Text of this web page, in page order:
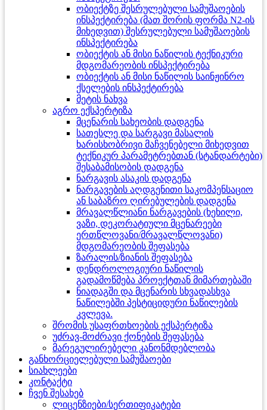
ობიექტზე შესრულებული სამუშაოების
ინსპექტირება (მათ შორის ფორმა N2-ის
მიხედვით) შესრულებული სამუშაოების
ინსპექტირება
ობიექტის ან მისი ნაწილის ტექნიკური
მდგომარეობის ინსპექტირება
ობიექტის ან მისი ნაწილის საინჟინრო
ქსელების ინსპექტირება
მეტის ნახვა
აგრო ექსპერტიზა
მცენარის სახეობის დადგენა
სათესლე და სარგავი მასალის
ხარისხობრივი მაჩვენებელი მიხედვით
ტექნიკურ პარამეტრებთან (სტანდარტები)
შესაბამისობის დადგენა
ნარგავის ასაკის დადგენა
ნარგავების აღდგენითი საკომპენსაციო
ან საბაზრო ღირებულების დადგენა
მრავალწლიანი ნარგავების (ხეხილი,
ვაზი, დეკორატიული მცენარეები
ერთწლოვანი/მრავალწლოვანი)
მდგომარეობის შეფასება
ზარალის/ზიანის შეფასება
დენდროლოგიური ნაწილის
გადამოწმება პროექტთან მიმართებაში
ნიადაგში და მცენარის სხვადასხვა
ნაწილებში პესტიციდური ნაწილების
კვლევა.
შრომის უსაფრთხოების ექსპერტიზა
უძრავ-მოძრავი ქონების შეფასება
მარეგულირებელი კანონმდებლობა
განხორციელებული სამუშაოები
სიახლეები
კონტაქტი
ჩვენ შესახებ
ლიცენზიები/სერთიფიკატები